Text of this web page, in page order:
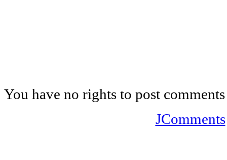
You have no rights to post comments
JComments